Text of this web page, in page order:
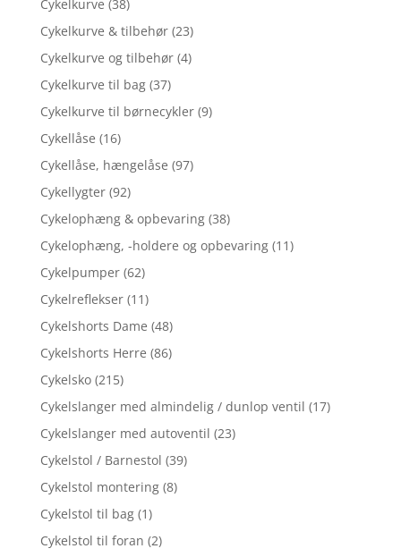
Cykelkurve (38)
Cykelkurve & tilbehør (23)
Cykelkurve og tilbehør (4)
Cykelkurve til bag (37)
Cykelkurve til børnecykler (9)
Cykellåse (16)
Cykellåse, hængelåse (97)
Cykellygter (92)
Cykelophæng & opbevaring (38)
Cykelophæng, -holdere og opbevaring (11)
Cykelpumper (62)
Cykelreflekser (11)
Cykelshorts Dame (48)
Cykelshorts Herre (86)
Cykelsko (215)
Cykelslanger med almindelig / dunlop ventil (17)
Cykelslanger med autoventil (23)
Cykelstol / Barnestol (39)
Cykelstol montering (8)
Cykelstol til bag (1)
Cykelstol til foran (2)